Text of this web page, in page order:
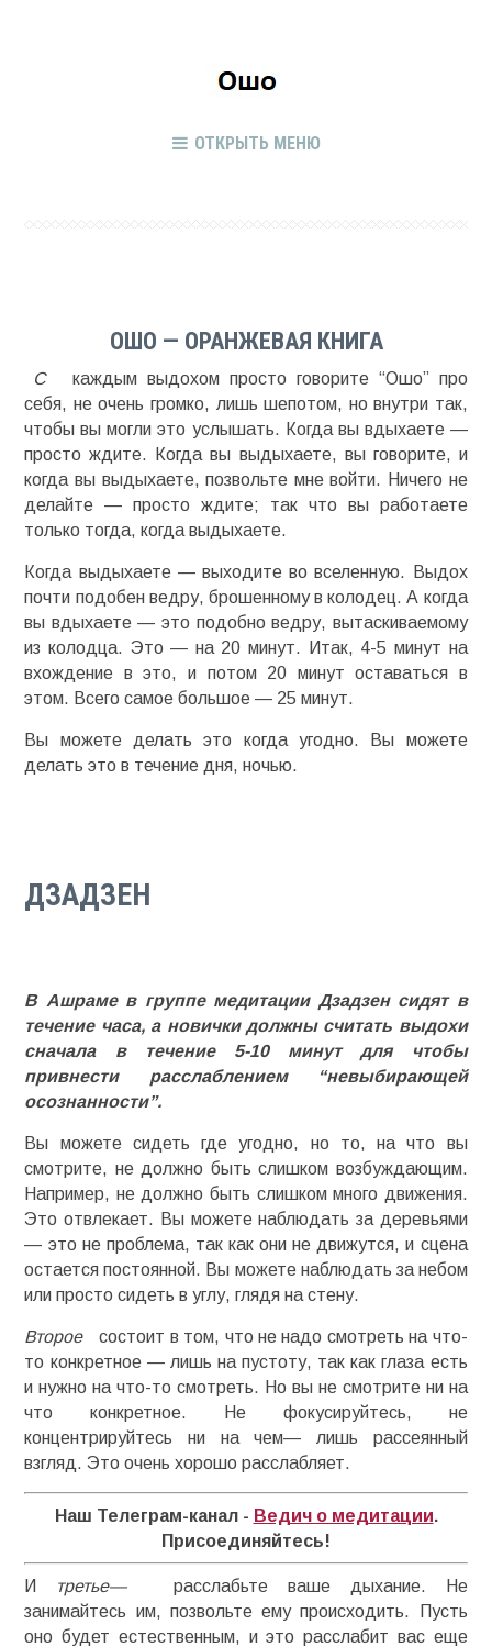
ОТКРЫТЬ МЕНЮ
ОШО — ОРАНЖЕВАЯ КНИГА
С
каждым выдохом просто говорите “Ошо” про
себя, не очень громко, лишь шепотом, но внутри так,
чтобы вы могли это услышать. Когда вы вдыхаете —
просто ждите. Когда вы выдыхаете, вы говорите, и
когда вы выдыхаете, позвольте мне войти. Ничего не
делайте — просто ждите; так что вы работаете
только тогда, когда выдыхаете.
Когда выдыхаете — выходите во вселенную. Выдох
почти подобен ведру, брошенному в колодец. А когда
вы вдыхаете — это подобно ведру, вытаскиваемому
из колодца. Это — на 20 минут. Итак, 4-5 минут на
вхождение в это, и потом 20 минут оставаться в
этом. Всего самое большое — 25 минут.
Вы можете делать это когда угодно. Вы можете
делать это в течение дня, ночью.
ДЗАДЗЕН
В Ашраме в группе медитации Дзадзен сидят в
течение часа, а новички должны считать выдохи
сначала в течение 5-10 минут для чтобы
привнести расслаблением “невыбирающей
осознанности”.
Вы можете сидеть где угодно, но то, на что вы
смотрите, не должно быть слишком возбуждающим.
Например, не должно быть слишком много движения.
Это отвлекает. Вы можете наблюдать за деревьями
— это не проблема, так как они не движутся, и сцена
остается постоянной. Вы можете наблюдать за небом
или просто сидеть в углу, глядя на стену.
Второе
состоит в том, что не надо смотреть на что-
то конкретное — лишь на пустоту, так как глаза есть
и нужно на что-то смотреть. Но вы не смотрите ни на
что конкретное. Не фокусируйтесь, не
концентрируйтесь ни на чем— лишь рассеянный
взгляд. Это очень хорошо расслабляет.
Наш Телеграм-канал - Ведич о медитации.
Присоединяйтесь!
И третье—
расслабьте ваше дыхание. Не
занимайтесь им, позвольте ему происходить. Пусть
оно будет естественным, и это расслабит вас еще